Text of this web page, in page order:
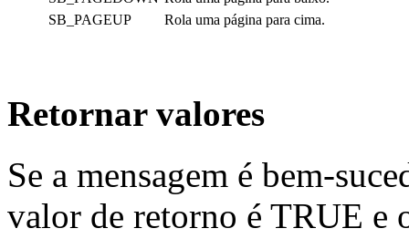
SB_PAGEUP
Rola uma página para cima.
Retornar valores
Se a mensagem é bem-
valor de retorno é TRUE e